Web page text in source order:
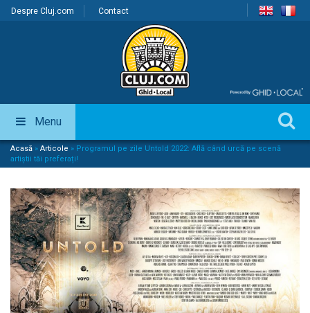
Despre Cluj.com Contact
Menu
Acasă » Articole » Programul pe zile Untold 2022: Află când urcă pe scenă
artiștii tăi preferați!